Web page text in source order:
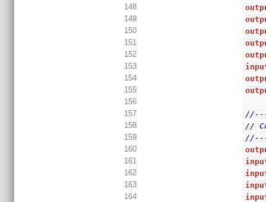
148
149
150
151
152
153
154
155
156
157
158
//
159
160
161
162
163
164